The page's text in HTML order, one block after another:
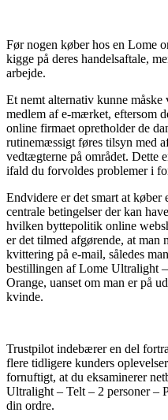
Før nogen køber hos en Lome
kigge på deres handelsaftale,
arbejde.
Et nemt alternativ kunne
medlem af e-mærket, eftersom
online firmaet opretholder de
rutinemæssigt føres tilsyn med
vedtægterne på området. Dette
ifald du forvoldes problemer i
Endvidere er det smart at køber
centrale betingelser der kan
hvilken byttepolitik online
er det tilmed afgørende, at man
kvittering på e-mail, således
bestillingen af Lome Ultralight
Orange, uanset om man er på
kvinde.
Trustpilot indebærer en del
flere tidligere kunders
fornuftigt, at du eksaminerer
Ultralight – Telt – 2 personer –
din ordre.